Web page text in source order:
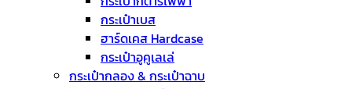
กระเป๋าเบส
ฮาร์ดเคส Hardcase
กระเป๋าอูคูเลเล่
กระเป๋ากลอง & กระเป๋าฉาบ